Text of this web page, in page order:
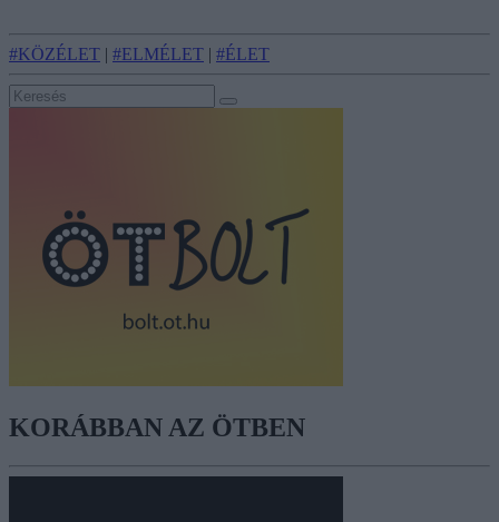
#KÖZÉLET | #ELMÉLET | #ÉLET
KORÁBBAN AZ ÖTBEN